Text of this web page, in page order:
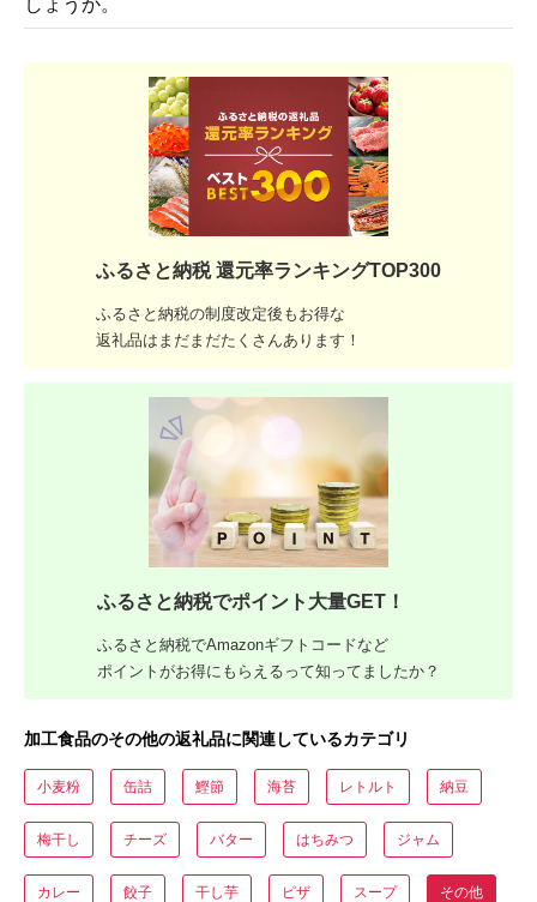
ふるさと納税 還元率ランキングTOP300
ふるさと納税の制度改定後もお得な
返礼品はまだまだたくさんあります！
ふるさと納税でポイント大量GET！
ふるさと納税でAmazonギフトコードなど
ポイントがお得にもらえるって知ってましたか？
加工食品のその他の返礼品に関連しているカテゴリ
小麦粉 缶詰 鰹節 海苔 レトルト 納豆
梅干し チーズ バター はちみつ ジャム
カレー 餃子 干し芋 ピザ スープ その他